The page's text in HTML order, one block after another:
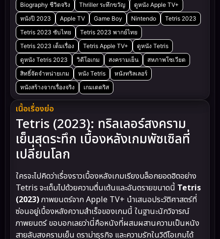
Biography ชีวิตจริง Thriller ระทึกขวัญ
ดูหนัง Apple TV+
หนังปี 2023
Apple TV Game Boy Nintendo
Tetris 2023
Tetris 2023 ซับไทย
Tetris 2023 พากย์ไทย
Tetris 2023 เต็มเรื่อง
Tetris Apple TV+
ดูหนัง Tetris
ดูหนัง Tetris 2023
วิดีโอเกม สงครามเย็น
สหภาพโซเวียต
สิทธิ์จัดจำหน่ายเกม
หนัง Tetris
หนังทริลเลอร์
หนังสร้างจากเรื่องจริง
เกมเตตริส
เนื้อเรื่องย่อ
Tetris (2023): ทริลเลอร์สงคราม
เย็นสุดระทึก เบื้องหลังเกมพัซเซิลที่
เปลี่ยนโลก
ใครจะไปคิดว่าเรื่องราวเบื้องหลังเกมเรียงบล็อกยอดฮิตอย่าง
Tetris จะเต็มไปด้วยความตื่นเต้นและอันตรายขนาดนี้ Tetris
(2023)ภาพยนตร์จาก Apple TV+ นำเสนอประวัติศาสตร์ที่
ซ่อนอยู่เบื้องหลังความสำเร็จของเกมนี้ ในฐานะนักวิจารณ์
ภาพยนตร์ ขอบอกเลยว่านี่คือหนังที่ผสมผสานความเป็นหนัง
สายลับสงครามเย็น ดราม่าธุรกิจ และความรักในวิดีโอเกมได้